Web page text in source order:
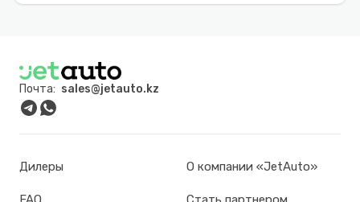
Почта: sales@jetauto.kz
Дилеры О компании «JetAuto»